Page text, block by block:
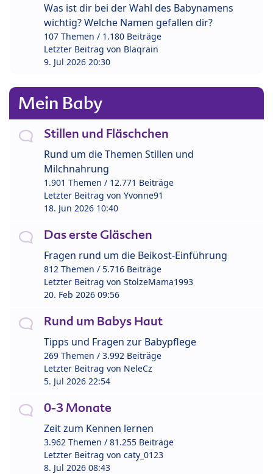
Was ist dir bei der Wahl des Babynamens
wichtig? Welche Namen gefallen dir?
107 Themen / 1.180 Beiträge
Letzter Beitrag von Blaqrain
9. Jul 2026 20:30
Mein Baby
Stillen und Fläschchen
Rund um die Themen Stillen und
Milchnahrung
1.901 Themen / 12.771 Beiträge
Letzter Beitrag von Yvonne91
18. Jun 2026 10:40
Das erste Gläschen
Fragen rund um die Beikost-Einführung
812 Themen / 5.716 Beiträge
Letzter Beitrag von StolzeMama1993
20. Feb 2026 09:56
Rund um Babys Haut
Tipps und Fragen zur Babypflege
269 Themen / 3.992 Beiträge
Letzter Beitrag von NeleCz
5. Jul 2026 22:54
0-3 Monate
Zeit zum Kennen lernen
3.962 Themen / 81.255 Beiträge
Letzter Beitrag von caty_0123
8. Jul 2026 08:43